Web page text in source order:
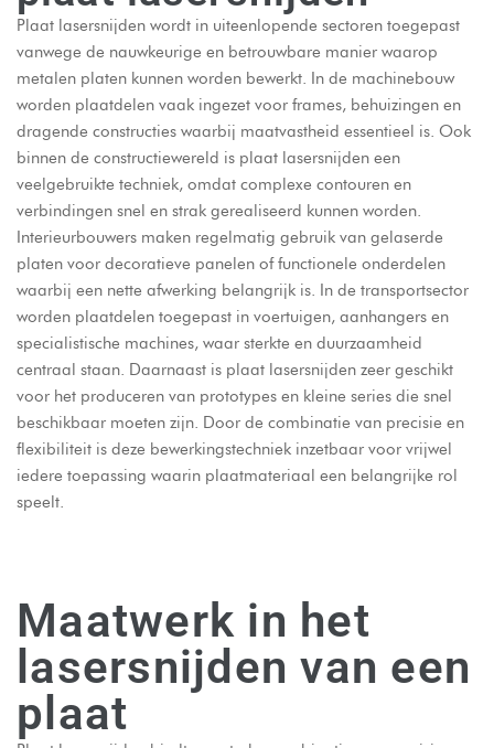
Plaat lasersnijden wordt in uiteenlopende sectoren toegepast
vanwege de nauwkeurige en betrouwbare manier waarop
metalen platen kunnen worden bewerkt. In de machinebouw
worden plaatdelen vaak ingezet voor frames, behuizingen en
dragende constructies waarbij maatvastheid essentieel is. Ook
binnen de constructiewereld is plaat lasersnijden een
veelgebruikte techniek, omdat complexe contouren en
verbindingen snel en strak gerealiseerd kunnen worden.
Interieurbouwers maken regelmatig gebruik van gelaserde
platen voor decoratieve panelen of functionele onderdelen
waarbij een nette afwerking belangrijk is. In de transportsector
worden plaatdelen toegepast in voertuigen, aanhangers en
specialistische machines, waar sterkte en duurzaamheid
centraal staan. Daarnaast is plaat lasersnijden zeer geschikt
voor het produceren van prototypes en kleine series die snel
beschikbaar moeten zijn. Door de combinatie van precisie en
flexibiliteit is deze bewerkingstechniek inzetbaar voor vrijwel
iedere toepassing waarin plaatmateriaal een belangrijke rol
speelt.
Maatwerk in het
lasersnijden van een
plaat